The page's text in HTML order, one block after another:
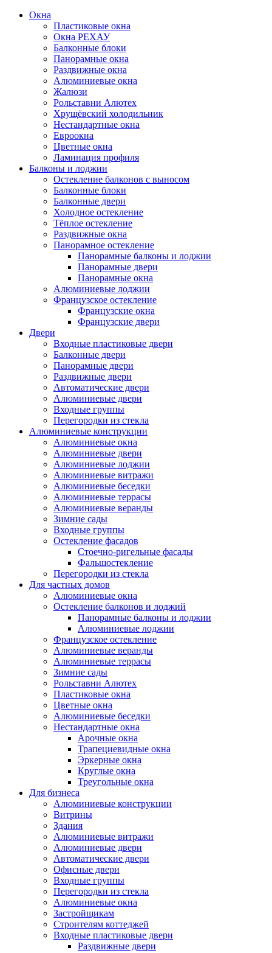
Окна
Пластиковые окна
Окна РЕХАУ
Балконные блоки
Панорамные окна
Раздвижные окна
Алюминиевые окна
Жалюзи
Рольставни Алютех
Хрущёвский холодильник
Нестандартные окна
Евроокна
Цветные окна
Ламинация профиля
Балконы и лоджии
Остекление балконов с выносом
Балконные блоки
Балконные двери
Холодное остекление
Тёплое остекление
Раздвижные окна
Панорамное остекление
Панорамные балконы и лоджии
Панорамные двери
Панорамные окна
Алюминиевые лоджии
Французское остекление
Французские окна
Французские двери
Двери
Входные пластиковые двери
Балконные двери
Панорамные двери
Раздвижные двери
Автоматические двери
Алюминиевые двери
Входные группы
Перегородки из стекла
Алюминиевые конструкции
Алюминиевые окна
Алюминиевые двери
Алюминиевые лоджии
Алюминиевые витражи
Алюминиевые беседки
Алюминиевые террасы
Алюминиевые веранды
Зимние сады
Входные группы
Остекление фасадов
Стоечно-ригельные фасады
Фальшостекление
Перегородки из стекла
Для частных домов
Алюминиевые окна
Остекление балконов и лоджий
Панорамные балконы и лоджии
Алюминиевые лоджии
Французское остекление
Алюминиевые веранды
Алюминиевые террасы
Зимние сады
Рольставни Алютех
Пластиковые окна
Цветные окна
Алюминиевые беседки
Нестандартные окна
Арочные окна
Трапециевидные окна
Эркерные окна
Круглые окна
Треугольные окна
Для бизнеса
Алюминиевые конструкции
Витрины
Здания
Алюминиевые витражи
Алюминиевые двери
Автоматические двери
Офисные двери
Входные группы
Перегородки из стекла
Алюминиевые окна
Застройщикам
Строителям коттеджей
Входные пластиковые двери
Раздвижные двери